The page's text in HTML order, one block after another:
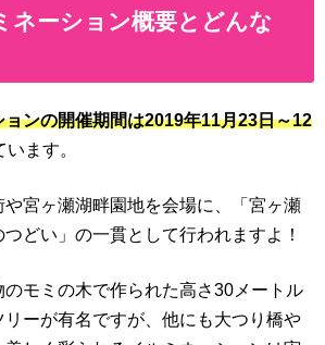
ネーション概要とどんな
ンの開催期間は2019年11月23日～12
ます。
宮ヶ瀬湖畔園地を会場に、「宮ヶ瀬
どい」の一貫として行われますよ！
モミの木で作られた高さ30メートル
ーが有名ですが、他にも大つり橋や